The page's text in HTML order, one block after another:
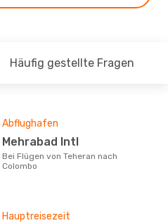
Häufig gestellte Fragen
Abflughafen
Mehrabad Intl
Bei Flügen von Teheran nach
Colombo
Hauptreisezeit